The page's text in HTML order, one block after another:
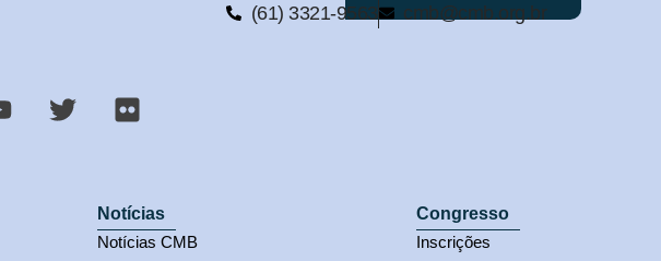
(61) 3321-9563 cmb@cmb.org.br
Notícias
Notícias CMB
Congresso
Inscrições